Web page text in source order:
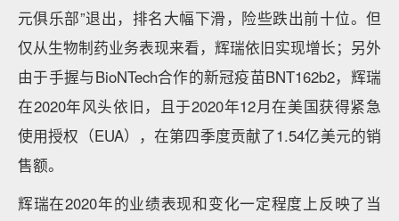
元俱乐部”退出，排名大幅下滑，险些跌出前十位。但
仅从生物制药业务表现来看，辉瑞依旧实现增长；另外
由于手握与BioNTech合作的新冠疫苗BNT162b2，辉瑞
在2020年风头依旧，且于2020年12月在美国获得紧急
使用授权（EUA），在第四季度贡献了1.54亿美元的销
售额。
辉瑞在2020年的业绩表现和变化一定程度上反映了当